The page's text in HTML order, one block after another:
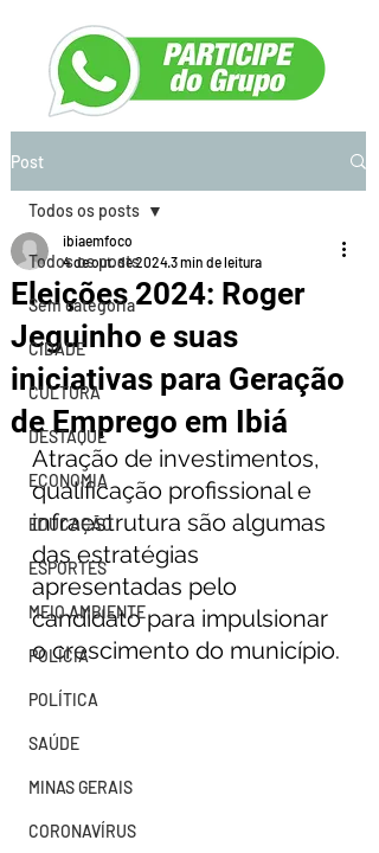
Post
Todos os posts
Sem categoria
CIDADE
CULTURA
DESTAQUE
ECONOMIA
EDUCAÇÃO
ESPORTES
MEIO AMBIENTE
POLÍCIA
POLÍTICA
SAÚDE
MINAS GERAIS
CORONAVÍRUS
Todos os posts
Eleições 2024: Roger
Jeguinho e suas
iniciativas para Geração
de Emprego em Ibiá
ibiaemfoco
4 de out. de 20243 min de leitura
Atração de investimentos,
qualificação profissional e
infraestrutura são algumas
das estratégias
apresentadas pelo
candidato para impulsionar
o crescimento do município.